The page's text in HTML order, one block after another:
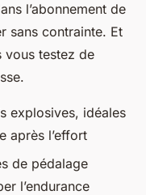
l’abonnement de
sans contrainte. Et
vous testez de
explosives, idéales
après l’effort
de pédalage
l’endurance